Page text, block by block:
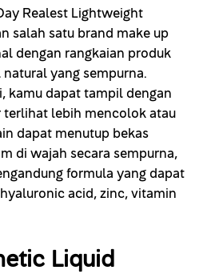
Realest Lightweight
salah satu brand make up
dengan rangkaian produk
yang sempurna.
kamu dapat tampil dengan
lebih mencolok atau
dapat menutup bekas
di wajah secara sempurna,
formula yang dapat
acid, zinc, vitamin
Liquid